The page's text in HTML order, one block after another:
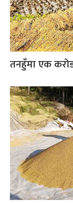
तनहुँमा एक करोड